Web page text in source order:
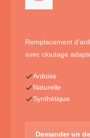
Remplacement
avec cloutage
Ardoise
Naturelle
Synthétique
Demander un